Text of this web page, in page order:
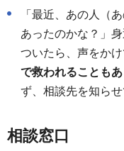
「最近、あの人（
あったのかな？」
ついたら、声をかけ
で救われることもあ
ず、相談先を知ら
相談窓口